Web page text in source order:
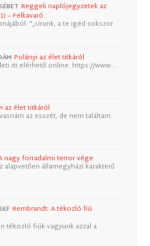
Reggeli naplójegyzetek az
– Felkavaró
"„Urunk, a te igéd sokszor
Polányi az élet titkáról
itt elérhető online: https://www.…
az élet titkáról
az esszét, de nem találtam.
nagy forradalmi terror vége
alapvetően államegyházi karakterű
Rembrandt: A tékozló fiú
tékozló fiúk vagyunk azzal a